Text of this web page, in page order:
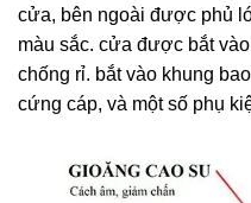
cửa, bên ngoài được phủ
màu sắc. cửa được bắt
chống rỉ. bắt vào khung
cứng cáp, và một số phụ